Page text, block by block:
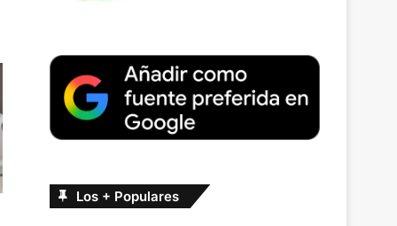
Los + Populares